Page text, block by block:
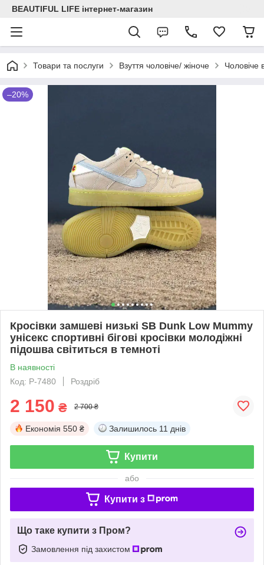
BEAUTIFUL LIFE інтернет-магазин
Товари та послуги Взуття чоловіче/ жіноче Чоловіче
–20%
Кросівки замшеві низькі SB Dunk Low Mummy
унісекс спортивні бігові кросівки молодіжні
підошва світиться в темноті
В наявності
Код: Р-7480
Роздріб
2 150 ₴ 2 700 ₴
Економія 550 ₴ Залишилось 11 днів
Купити
або
Купити з
Що таке купити з Пром?
Замовлення під захистом